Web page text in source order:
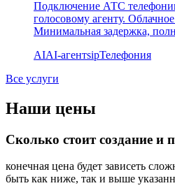
Подключение АТС
голосовому агенту.
Минимальная задержка,
AIAI-агентsipТелефония
Все услуги
Наши цены
Сколько стоит создание и
конечная цена будет зависеть
быть как ниже, так и выше